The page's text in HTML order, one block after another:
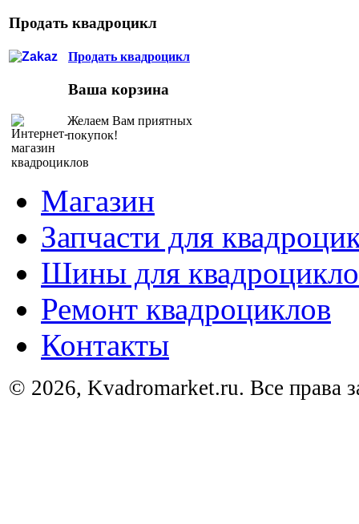
Продать квадроцикл
Продать квадроцикл
Ваша корзина
Желаем Вам приятных
покупок!
Магазин
Запчасти для
Шины для
Ремонт квадроциклов
Контакты
© 2026, Kvadromarket.ru. Все права